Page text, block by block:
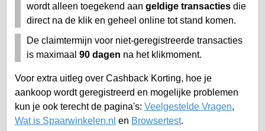
wordt alleen toegekend aan geldige transacties die
direct na de klik en geheel online tot stand komen.
De claimtermijn voor niet-geregistreerde transacties
is maximaal 90 dagen na het klikmoment.
Voor extra uitleg over Cashback Korting, hoe je
aankoop wordt geregistreerd en mogelijke problemen
kun je ook terecht de pagina's: Veelgestelde Vragen,
Wat is Spaarwinkelen.nl en Browsertest.